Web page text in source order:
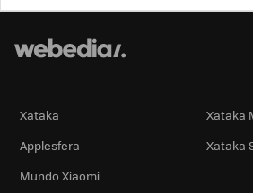
Xataka
Xataka
Applesfera
Xataka
Mundo Xiaomi